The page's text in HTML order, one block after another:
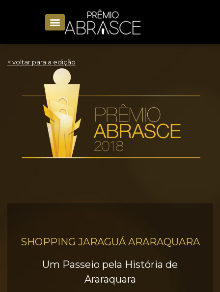
< voltar para a edição
SHOPPING JARAGUÁ ARARAQUARA
Um Passeio pela História de
Araraquara